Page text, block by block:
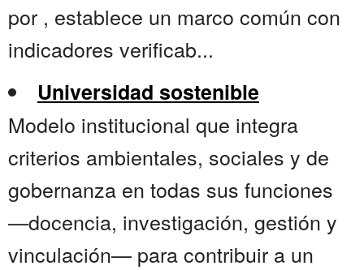
por , establece un marco común con
indicadores verificab...
Universidad sostenible
Modelo institucional que integra
criterios ambientales, sociales y de
gobernanza en todas sus funciones
—docencia, investigación, gestión y
vinculación— para contribuir a un